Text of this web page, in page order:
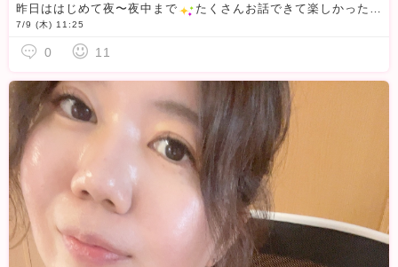
昨日ははじめて夜〜夜中まで
たくさんお話できて楽しかった♡Pさん、Oさんいつも楽しい時間をありがとうっ
7/9 (木) 11:25
0 11